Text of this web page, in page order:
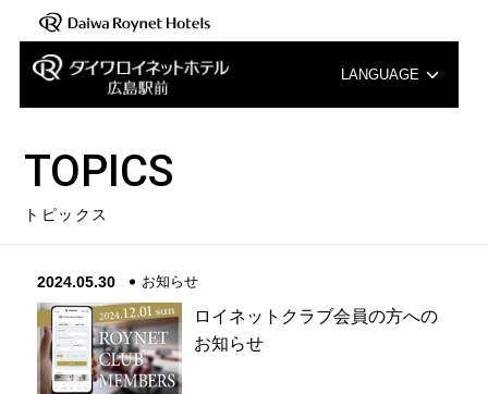
LANGUAGE
TOPICS
トピックス
2024.05.30 お知らせ
ロイネットクラブ会員の方への
お知らせ